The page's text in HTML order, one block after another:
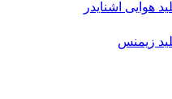
هوایی اشنایدر
زیمنس